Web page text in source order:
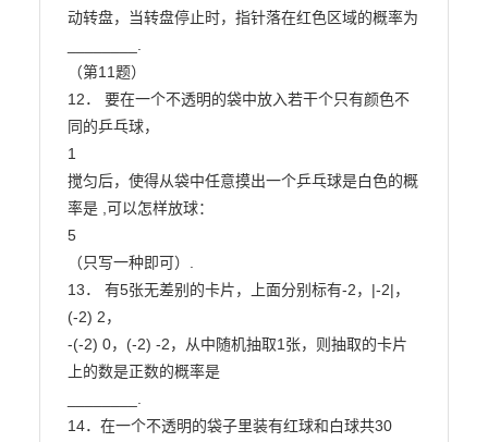
动转盘，当转盘停止时，指针落在红色区域的概率为
（第11题）
12． 要在一个不透明的袋中放入若干个只有颜色不
同的乒乓球，
1
搅匀后，使得从袋中任意摸出一个乒乓球是白色的概
率是 ,可以怎样放球：
5
（只写一种即可）.
13． 有5张无差别的卡片，上面分别标有-2，|-2|，
(-2) 2，
-(-2) 0，(-2) -2，从中随机抽取1张，则抽取的卡片
上的数是正数的概率是
14．在一个不透明的袋子里装有红球和白球共30